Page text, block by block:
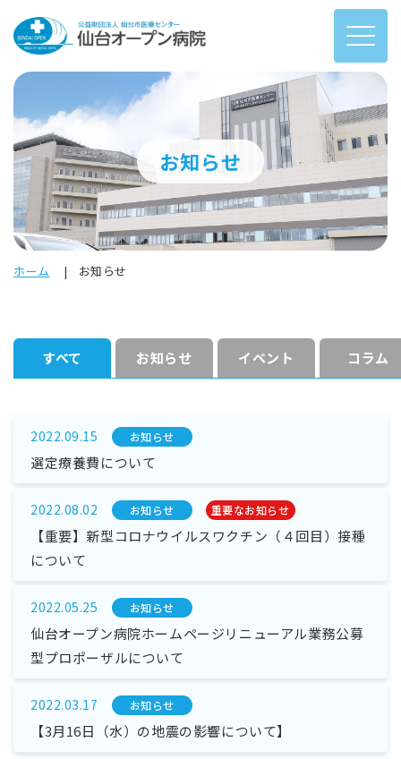
お知らせ
ホーム お知らせ
すべて お知らせ イベント コラム
2022.09.15 お知らせ
選定療養費について
2022.08.02 お知らせ 重要なお知らせ
【重要】新型コロナウイルスワクチン（４回目）接種
について
2022.05.25 お知らせ
仙台オープン病院ホームページリニューアル業務公募
型プロポーザルについて
2022.03.17 お知らせ
【3月16日（水）の地震の影響について】